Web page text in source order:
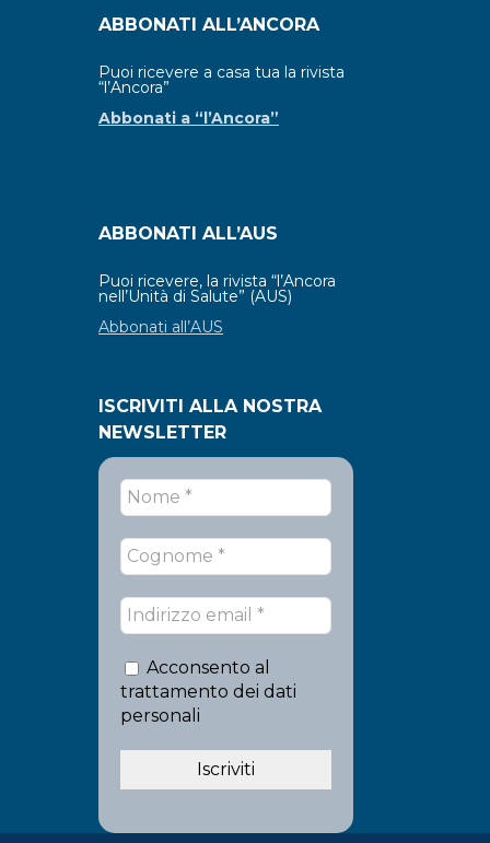
ABBONATI ALL’ANCORA
Puoi ricevere a casa tua la rivista
“l’Ancora”
Abbonati a “l’Ancora”
ABBONATI ALL’AUS
Puoi ricevere, la rivista “l’Ancora
nell’Unità di Salute” (AUS)
Abbonati all’AUS
ISCRIVITI ALLA NOSTRA
NEWSLETTER
Acconsento al
trattamento dei dati
personali